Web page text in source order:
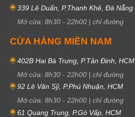
339 Lê Duẩn, P.Thanh Khê, Đà Nẵng
Mở cửa: 8h30 - 22h00 | chỉ đường
CỬA HÀNG MIỀN NAM
402B Hai Bà Trưng, P.Tân Định, HCM
Mở cửa: 8h30 - 22h00 | chỉ đường
92 Lê Văn Sỹ, P.Phú Nhuận, HCM
Mở cửa: 8h30 - 22h00 | chỉ đường
61 Quang Trung, P.Gò Vấp, HCM